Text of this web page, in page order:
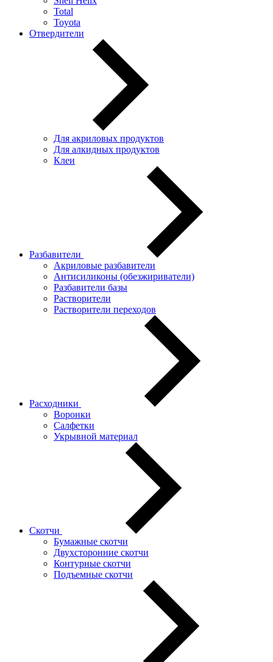
Total
Toyota
Отвердители
Для акриловых продуктов
Для алкидных продуктов
Клеи
Разбавители
Акриловые разбавители
Антисиликоны (обезжириватели)
Разбавители базы
Растворители
Растворители переходов
Расходники
Воронки
Салфетки
Укрывной материал
Скотчи
Бумажные скотчи
Двухсторонние скотчи
Контурные скотчи
Подъемные скотчи